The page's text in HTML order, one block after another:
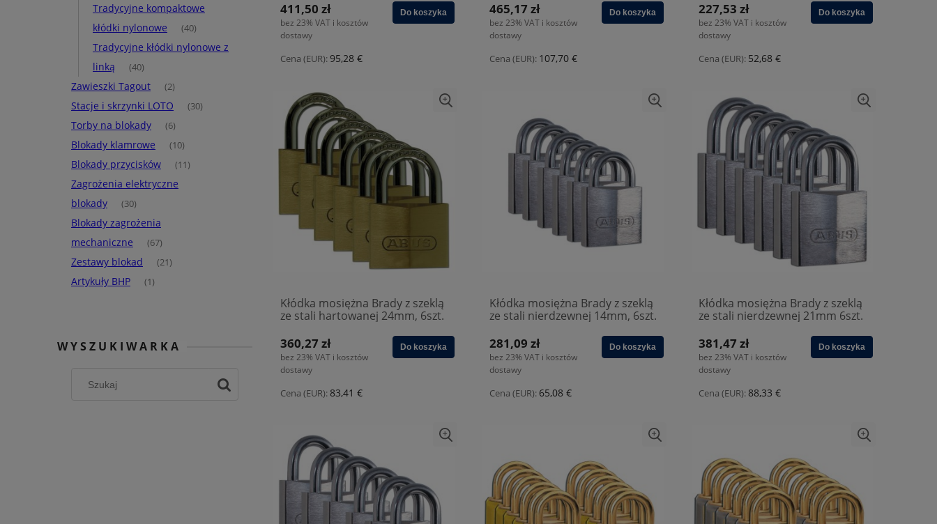
Tradycyjne kompaktowe
kłódki nylonowe
(40)
Tradycyjne kłódki nylonowe z
linką
(40)
Zawieszki Tagout (2)
Stacje i skrzynki LOTO (30)
Torby na blokady (6)
Blokady klamrowe (10)
Blokady przycisków (11)
Zagrożenia elektryczne
blokady
(30)
Blokady zagrożenia
mechaniczne
(67)
Zestawy blokad (21)
Artykuły BHP (1)
WYSZUKIWARKA
411,50 zł
bez 23% VAT i kosztów
dostawy
Cena (EUR):95,28 €
Do koszyka 465,17 zł
bez 23% VAT i kosztów
dostawy
Cena (EUR): 107,70 €
Do koszyka 227,53 zł
bez 23% VAT i kosztów
dostawy
Cena (EUR): 52,68 €
Do koszyka
Kłódka mosiężna Brady z szeklą
ze stali hartowanej 24mm, 6szt.
360,27 zł
bez 23% VAT i kosztów
dostawy
Cena (EUR):83,41 €
Do koszyka
Kłódka mosiężna Brady z szeklą
ze stali nierdzewnej 14mm, 6szt.
281,09 zł
bez 23% VAT i kosztów
dostawy
Cena (EUR): 65,08 €
Do koszyka
Kłódka mosiężna Brady z szeklą
ze stali nierdzewnej 21mm 6szt.
381,47 zł
bez 23% VAT i kosztów
dostawy
Cena (EUR):88,33 €
Do koszyka